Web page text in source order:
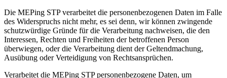
Die MEPing STP verarbeitet die personenbezogenen Daten im Falle
des Widerspruchs nicht mehr, es sei denn, wir können zwingende
schutzwürdige Gründe für die Verarbeitung nachweisen, die den
Interessen, Rechten und Freiheiten der betroffenen Person
überwiegen, oder die Verarbeitung dient der Geltendmachung,
Ausübung oder Verteidigung von Rechtsansprüchen.
Verarbeitet die MEPing STP personenbezogene Daten, um